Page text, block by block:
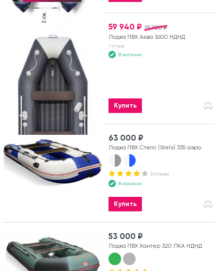
75 700 ₽
59 940 ₽
Лодка ПВХ Аква 3600 НДНД
1 отзыв
В наличии
Купить
63 000 ₽
Лодка ПВХ Стелс (Stels) 335 аэро
3 отзыва
В наличии
Купить
53 000 ₽
Лодка ПВХ Хантер 320 ЛКА НДНД